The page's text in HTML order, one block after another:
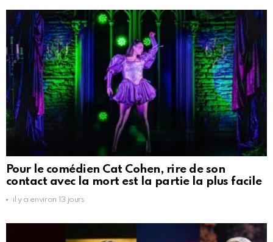
Pour le comédien Cat Cohen, rire de son
contact avec la mort est la partie la plus facile
il y a environ 13 jours